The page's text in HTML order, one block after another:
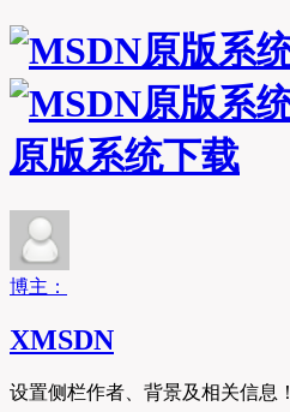
原版系统下载
博主：
XMSDN
设置侧栏作者、背景及相关信息！